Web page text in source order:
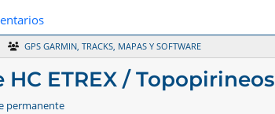
GPS GARMIN, TRACKS, MAPAS Y SOFTWARE
ETREX / Topopirineos
permanente